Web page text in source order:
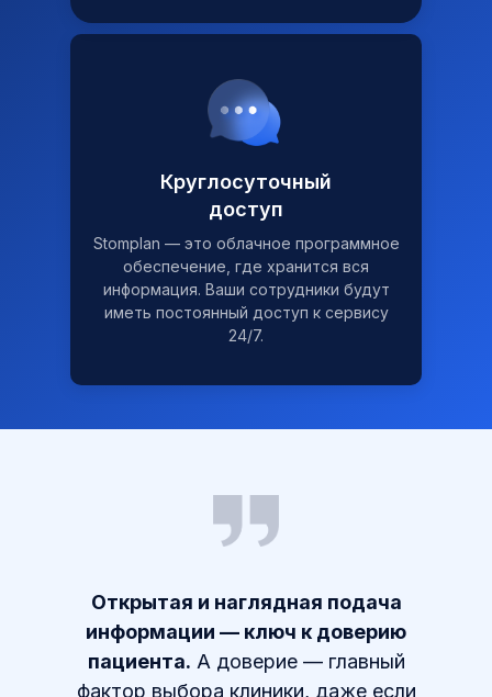
Stomplan — это облачное программное
обеспечение, где хранится вся
информация. Ваши сотрудники будут
иметь постоянный доступ к сервису
24/7.
Круглосуточный
доступ
Открытая и наглядная подача
информации — ключ к доверию
пациента. А доверие — главный
фактор выбора клиники, даже если